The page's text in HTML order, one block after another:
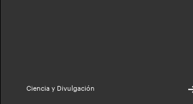
Ciencia y Divulgación